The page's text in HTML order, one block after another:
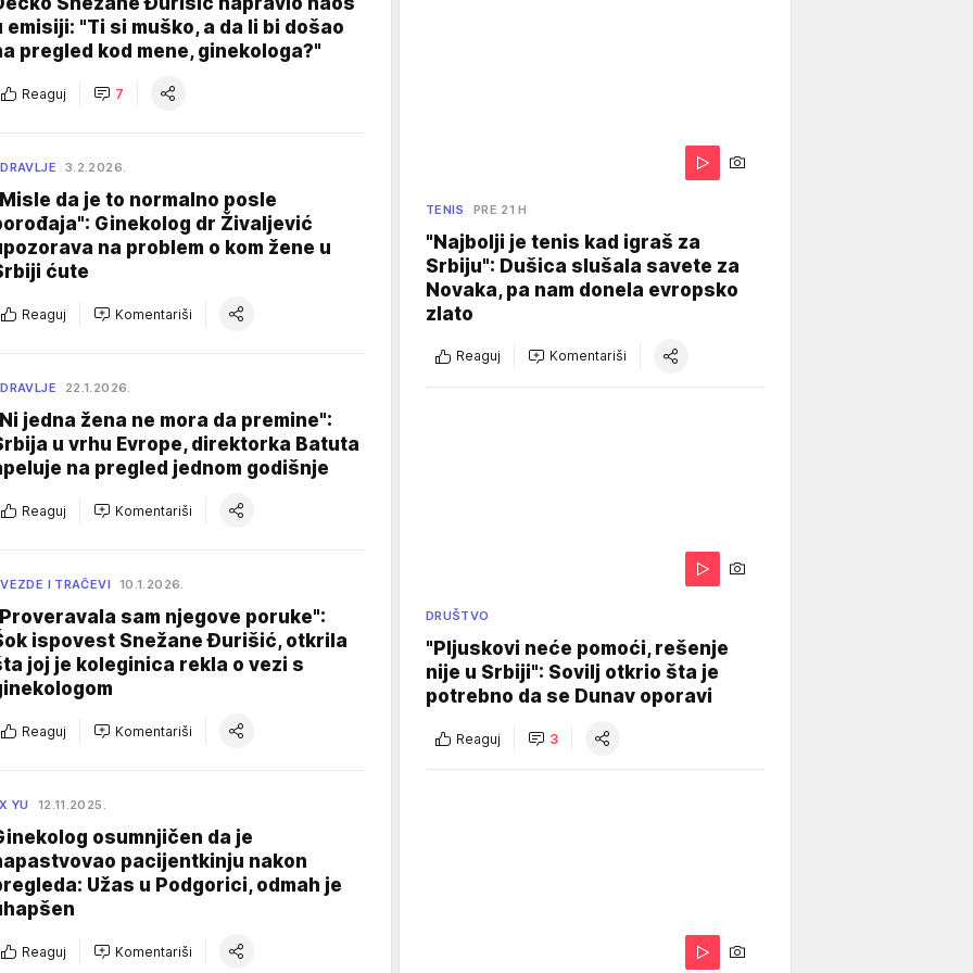
emisiji: "Ti si muško, a da li bi došao
pregled kod mene, ginekologa?"
Reaguj 7
3.2.2026.
da je to normalno posle
Ginekolog dr Živaljević
na problem o kom žene u
ćute
Reaguj Komentariši
22.1.2026.
jedna žena ne mora da premine":
u vrhu Evrope, direktorka Batuta
na pregled jednom godišnje
Reaguj Komentariši
I TRAČEVI 10.1.2026.
sam njegove poruke":
ispovest Snežane Đurišić, otkrila
joj je koleginica rekla o vezi s
Reaguj Komentariši
YU 12.11.2025.
osumnjičen da je
pacijentkinju nakon
Užas u Podgorici, odmah je
Reaguj Komentariši
TENIS PRE 21 H
"Najbolji je tenis kad igraš za
Srbiju": Dušica slušala savete za
Novaka, pa nam donela evropsko
zlato
Reaguj Komentariši
DRUŠTVO
"Pljuskovi neće pomoći, rešenje
nije u Srbiji": Sovilj otkrio šta je
potrebno da se Dunav oporavi
Reaguj 3